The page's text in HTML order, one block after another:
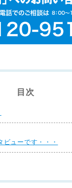
目次
ューです・・・